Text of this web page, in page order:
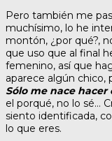
Pero también me
muchísimo, lo he
montón, ¿por qué?,
que uso que al final
femenino, así que
aparece algún chico,
Sólo me nace
el porqué, no lo sé…
siento identificada,
lo que eres.